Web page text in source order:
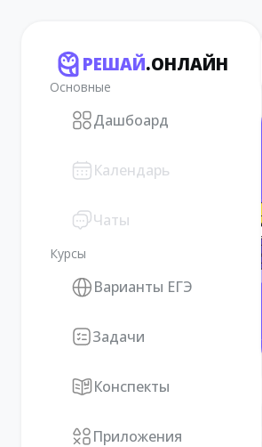
РЕШАЙ.ОНЛАЙН
Основные
Дашбоард
Календарь
Чаты
Курсы
Варианты ЕГЭ
Задачи
Конспекты
Приложения